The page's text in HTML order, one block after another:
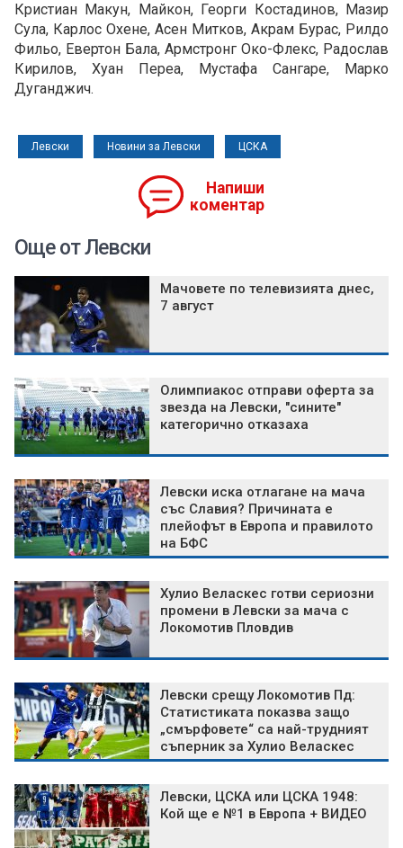
Кристиан Макун, Майкон, Георги Костадинов, Мазир
Сула, Карлос Охене, Асен Митков, Акрам Бурас, Рилдо
Фильо, Евертон Бала, Армстронг Око-Флекс, Радослав
Кирилов, Хуан Переа, Мустафа Сангаре, Марко
Дуганджич.
Левски Новини за Левски ЦСКА
Напиши
коментар
Още от Левски
Мачовете по телевизията днес,
7 август
Олимпиакос отправи оферта за
звезда на Левски, "сините"
категорично отказаха
Левски иска отлагане на мача
със Славия? Причината е
плейофът в Европа и правилото
на БФС
Хулио Веласкес готви сериозни
промени в Левски за мача с
Локомотив Пловдив
Левски срещу Локомотив Пд:
Статистиката показва защо
„смърфовете“ са най-трудният
съперник за Хулио Веласкес
Левски, ЦСКА или ЦСКА 1948:
Кой ще е №1 в Европа + ВИДЕО